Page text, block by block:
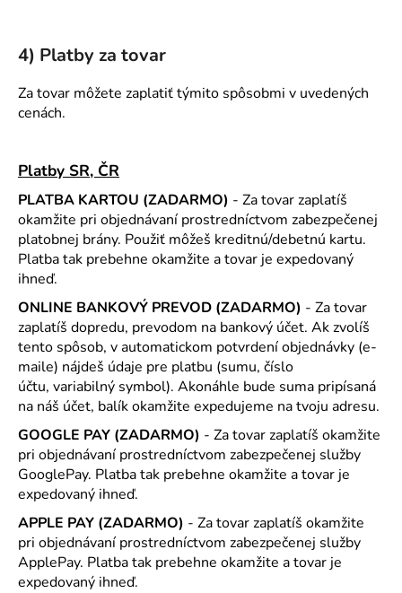
4) Platby za tovar
Za tovar môžete zaplatiť týmito spôsobmi v uvedených
cenách.
Platby SR, ČR
PLATBA KARTOU (ZADARMO) - Za tovar zaplatíš
okamžite pri objednávaní prostredníctvom zabezpečenej
platobnej brány. Použiť môžeš kreditnú/debetnú kartu.
Platba tak prebehne okamžite a tovar je expedovaný
ihneď.
ONLINE BANKOVÝ PREVOD (ZADARMO) - Za tovar
zaplatíš dopredu, prevodom na bankový účet. Ak zvolíš
tento spôsob, v automatickom potvrdení objednávky (e-
maile) nájdeš údaje pre platbu (sumu, číslo
účtu, variabilný symbol). Akonáhle bude suma pripísaná
na náš účet, balík okamžite expedujeme na tvoju adresu.
GOOGLE PAY (ZADARMO) - Za tovar zaplatíš okamžite
pri objednávaní prostredníctvom zabezpečenej služby
GooglePay. Platba tak prebehne okamžite a tovar je
expedovaný ihneď.
APPLE PAY (ZADARMO) - Za tovar zaplatíš okamžite
pri objednávaní prostredníctvom zabezpečenej služby
ApplePay. Platba tak prebehne okamžite a tovar je
expedovaný ihneď.